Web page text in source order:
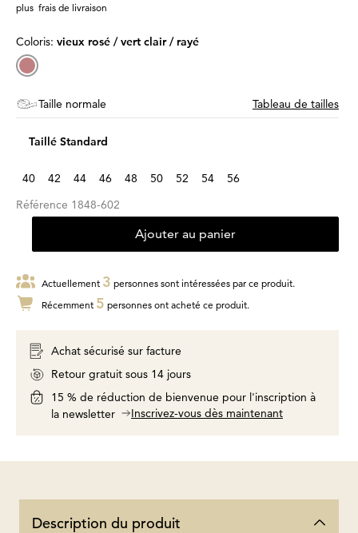
plus frais de livraison
Coloris: vieux rosé / vert clair / rayé
Taille normale Tableau de tailles
Taillé Standard
40 42 44 46 48 50 52 54
56
Référence 1848-602
Ajouter au panier
Actuellement 3 personnes sont intéressées par ce produit.
Récemment 5 personnes ont acheté ce produit.
Achat sécurisé sur facture
Retour gratuit sous 14 jours
15 % de réduction de bienvenue pour l'inscription à
la newsletter
Inscrivez-vous dès maintenant
Description du produit